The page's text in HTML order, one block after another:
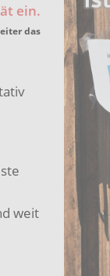
das
weit